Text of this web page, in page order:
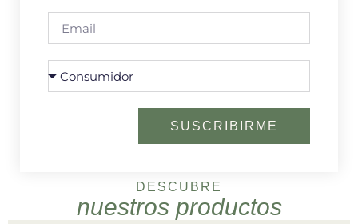
SUSCRIBIRME
DESCUBRE
nuestros productos